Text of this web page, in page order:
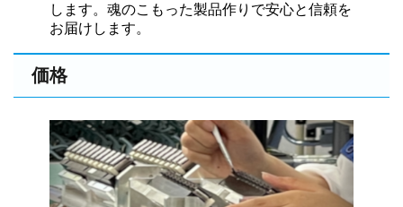
します。魂のこもった製品作りで安心と信頼を
お届けします。
価格